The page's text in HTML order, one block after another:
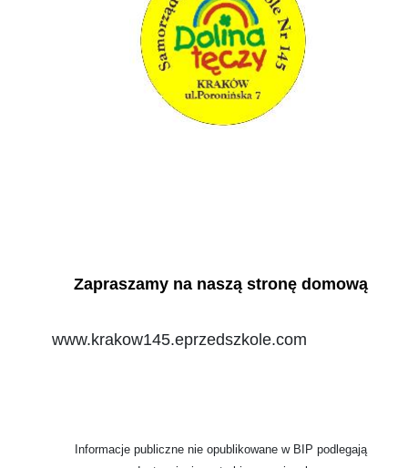
Zapraszamy na naszą stronę domową
www.krakow145.eprzedszkole.com
Informacje publiczne nie opublikowane w BIP podlegają